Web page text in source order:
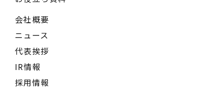
会社概要
ニュース
代表挨拶
IR情報
採用情報